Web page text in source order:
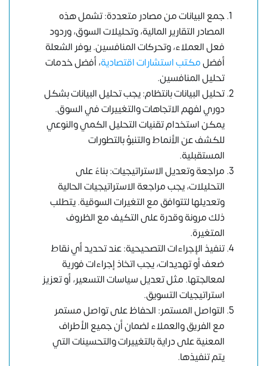
جمع البيانات من مصادر متعددة: تشمل هذه
المصادر التقارير المالية، وتحليلات السوق، وردود
فعل العملاء، وتحركات المنافسين. يوفر الشعلة
أفضلمكتب استشارات اقتصادية، أفضل خدمات
تحليل المنافسين.
تحليل البيانات بانتظام: يجب تحليل البيانات بشكل
دوري لفهم الاتجاهات والتغييرات في السوق.
يمكن استخدام تقنيات التحليل الكمي والنوعي
للكشف عن الأنماط والتنبؤ بالتطورات
المستقبلية.
مراجعة وتعديل الاستراتيجيات: بناءً على
التحليلات، يجب مراجعة الاستراتيجيات الحالية
وتعديلها لتتوافق مع التغيرات السوقية. يتطلب
ذلك مرونة وقدرة على التكيف مع الظروف
المتغيرة.
تنفيذ الإجراءات التصحيحية: عند تحديد أي نقاط
ضعف أو تهديدات، يجب اتخاذ إجراءات فورية
لمعالجتها. مثل تعديل سياسات التسعير، أو تعزيز
استراتيجيات التسويق.
التواصل المستمر: الحفاظ على تواصل مستمر
مع الفريق والعملاء لضمان أن جميع الأطراف
المعنية على دراية بالتغييرات والتحسينات التي
يتم تنفيذها.